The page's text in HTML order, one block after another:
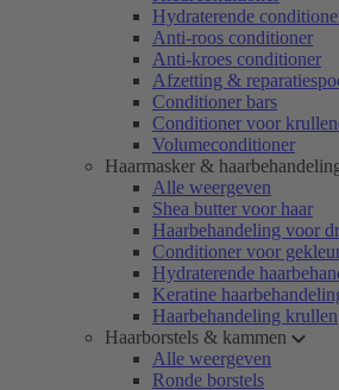
Hydraterende
Anti-roos conditioner
Anti-kroes conditioner
Afzetting &
Conditioner bars
Conditioner voor
Volumeconditioner
Haarmasker &
Alle weergeven
Shea butter voor haar
Haarbehandeling voor
Conditioner voor
Hydraterende
Keratine
Haarbehandeling krullen
Haarborstels & kammen
Alle weergeven
Ronde borstels